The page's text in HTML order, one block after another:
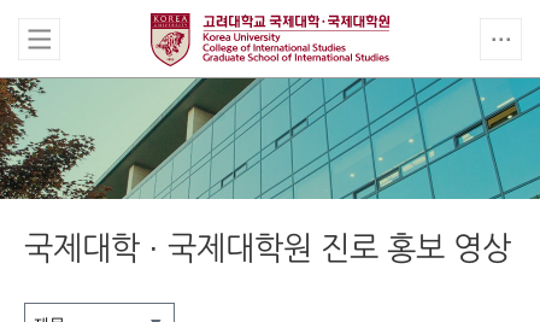
국제대학 · 국제대학원 진로 홍보 영상